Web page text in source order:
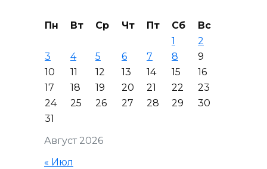
Август 2026
Пн Вт Ср Чт Пт Сб
Вс
1
2
3
4 5 6 7 8
9
10
11 12 13 14 15
16
17
18 19 20 21 22
23
24
25 26 27 28 29
30
31
« Июл